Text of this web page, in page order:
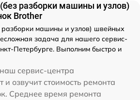
разборки машины и узлов)
Brother
разборки машины и узлов) швейных
задача для нашего сервис-
Петербурге. Выполним быстро и
сервис-центра
и озвучит стоимость ремонта
Среднее время ремонта